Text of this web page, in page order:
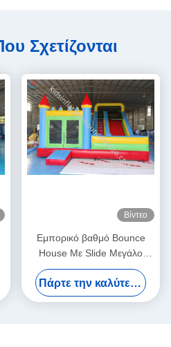
Σχετίζονται
Βίντεο
Εμπορικό βαθμό Bounce
House Με Slide Μεγάλο
Bouncy Κάστρο φουσκωτό
Combo
Πάρτε την καλύτερη τιμή